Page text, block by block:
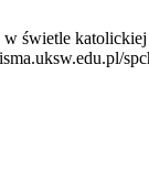
świetle